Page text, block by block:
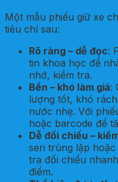
Một mẫu phiếu giữ xe
tiêu chí sau:
Rõ ràng – dễ đọc:
tin khoa học để
nhớ, kiểm tra.
Bền – khó làm giả:
lượng tốt, khó
nước nhẹ. Với
hoặc barcode để
Dễ đối chiếu –
seri trùng lặp
tra đối chiếu
điểm.